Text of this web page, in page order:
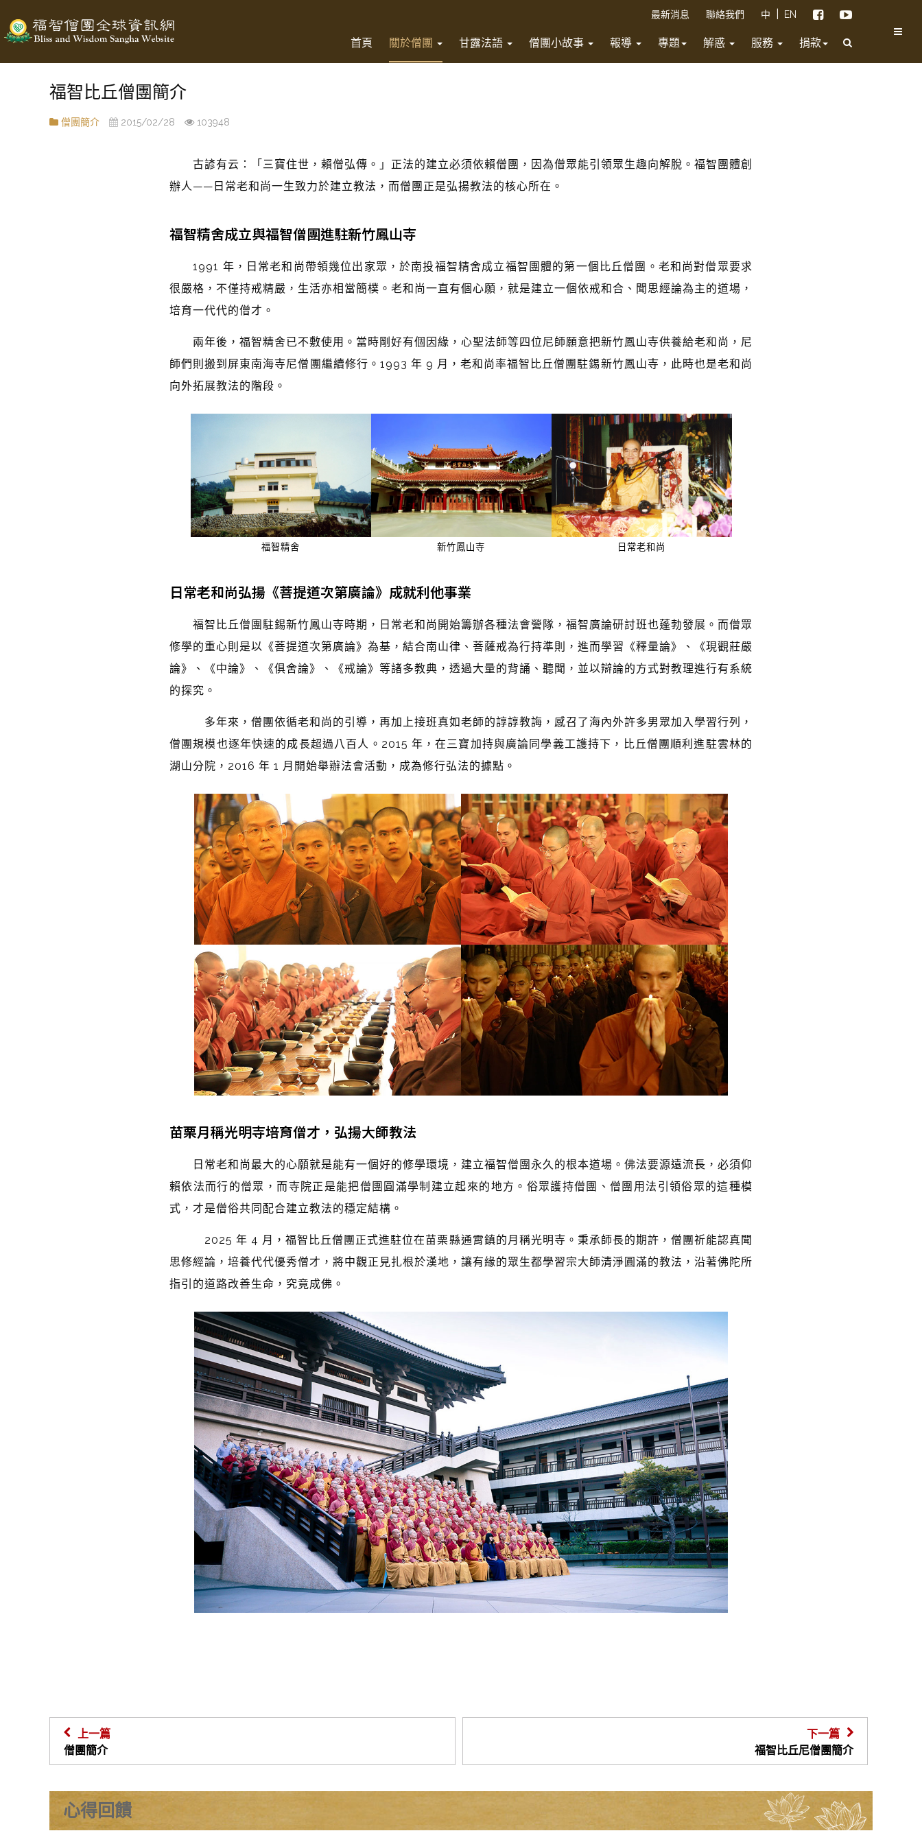
最新消息 聯絡我們 中 EN
首頁 關於僧團 甘露法語 僧團小故事 報導 專題 解惑 服務 捐款
福智比丘僧團簡介
僧團簡介 2015/02/28 103948
古諺有云：「三寶住世，賴僧弘傳。」正法的建立必須依賴僧團，因為僧眾能引領眾生趣向解脫。福智團體創
辦人—— 日常老和尚一生致力於建立教法，而僧團正是弘揚教法的核心所在。
福智精舍成立與福智僧團進駐新竹鳳山寺
1991 年，日常老和尚帶領幾位出家眾，於南投福智精舍成立福智團體的第一個比丘僧團。老和尚對僧眾要求
很嚴格，不僅持戒精嚴，生活亦相當簡樸。老和尚一直有個心願，就是建立一個依戒和合、聞思經論為主的道場，
培育一代代的僧才。
兩年後，福智精舍已不敷使用。當時剛好有個因緣，心聖法師等四位尼師願意把新竹鳳山寺供養給老和尚，尼
師們則搬到屏東南海寺尼僧團繼續修行。1993 年 9 月，老和尚率福智比丘僧團駐錫新竹鳳山寺，此時也是老和尚
向外拓展教法的階段。
福智精舍 新竹鳳山寺 日常老和尚
日常老和尚弘揚《菩提道次第廣論》成就利他事業
福智比丘僧團駐錫新竹鳳山寺時期，日常老和尚開始籌辦各種法會營隊，福智廣論研討班也蓬勃發展。而僧眾
修學的重心則是以《菩提道次第廣論》為基，結合南山律、菩薩戒為行持準則，進而學習《釋量論》、《現觀莊嚴
論》、《中論》、《俱舍論》、《戒論》等諸多教典，透過大量的背誦、聽聞，並以辯論的方式對教理進行有系統
的探究。
多年來，僧團依循老和尚的引導，再加上接班真如老師的諄諄教誨，感召了海內外許多男眾加入學習行列，
僧團規模也逐年快速的成長超過八百人。2015 年，在三寶加持與廣論同學義工護持下，比丘僧團順利進駐雲林的
湖山分院，2016 年 1 月開始舉辦法會活動，成為修行弘法的據點。
苗栗月稱光明寺培育僧才，弘揚大師教法
日常老和尚最大的心願就是能有一個好的修學環境，建立福智僧團永久的根本道場。佛法要源遠流長，必須仰
賴依法而行的僧眾，而寺院正是能把僧團圓滿學制建立起來的地方。俗眾護持僧團、僧團用法引領俗眾的這種模
式，才是僧俗共同配合建立教法的穩定結構。
2025年 4 月，福智比丘僧團正式進駐位在苗栗縣通霄鎮的月稱光明寺。秉承師長的期許，僧團祈能認真聞
思修經論，培養代代優秀僧才，將中觀正見扎根於漢地，讓有緣的眾生都學習宗大師清淨圓滿的教法，沿著佛陀所
指引的道路改善生命，究竟成佛。
上一篇
僧團簡介
下一篇
福智比丘尼僧團簡介
心得回饋